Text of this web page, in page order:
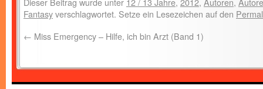
Fantasyverschlagwortet. Setze ein Lesezeichen auf den
← Miss Emergency – Hilfe, ich bin Arzt (Band 1)